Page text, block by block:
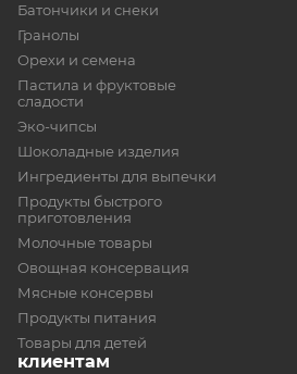
Батончики и снеки
Гранолы
Орехи и семена
Пастила и фруктовые
сладости
Эко-чипсы
Шоколадные изделия
Ингредиенты для выпечки
Продукты быстрого
приготовления
Молочные товары
Овощная консервация
Мясные консервы
Продукты питания
Товары для детей
клиентам